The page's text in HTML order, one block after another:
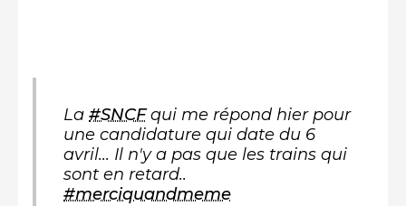
La #SNCFqui me répond hier pour
une candidature qui date du 6
avril... Il n'y a pas que les trains qui
sont en retard..
#merciquandmeme